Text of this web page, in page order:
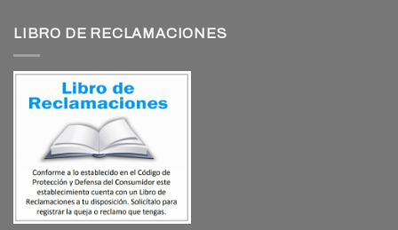
LIBRO DE RECLAMACIONES